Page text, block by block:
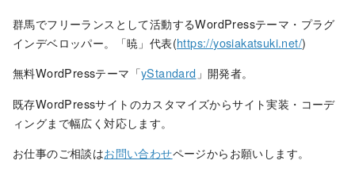
群馬でフリーランスとして活動するWordPressテーマ・プラグ
インデベロッパー。「暁」代表(https://yosiakatsuki.net/)
無料WordPressテーマ「yStandard 」開発者。
既存WordPressサイトのカスタマイズからサイト実装・コーデ
ィングまで幅広く対応します。
お仕事のご相談はお問い合わせページからお願いします。